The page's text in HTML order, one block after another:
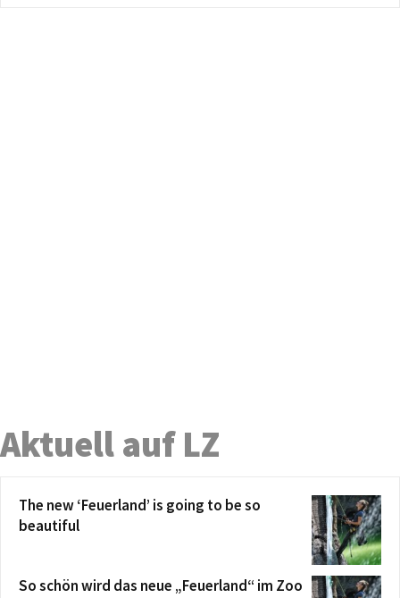
Aktuell auf LZ
The new ‘Feuerland’ is going to be so
beautiful
So schön wird das neue „Feuerland“ im Zoo